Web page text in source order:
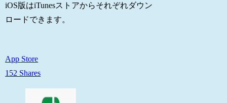
iOS版はiTunesストアからそれぞれダウン
ロードできます。
App Store
152 Shares